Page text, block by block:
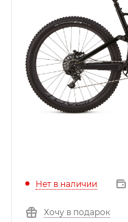
Нет в наличии
Хочу в подарок